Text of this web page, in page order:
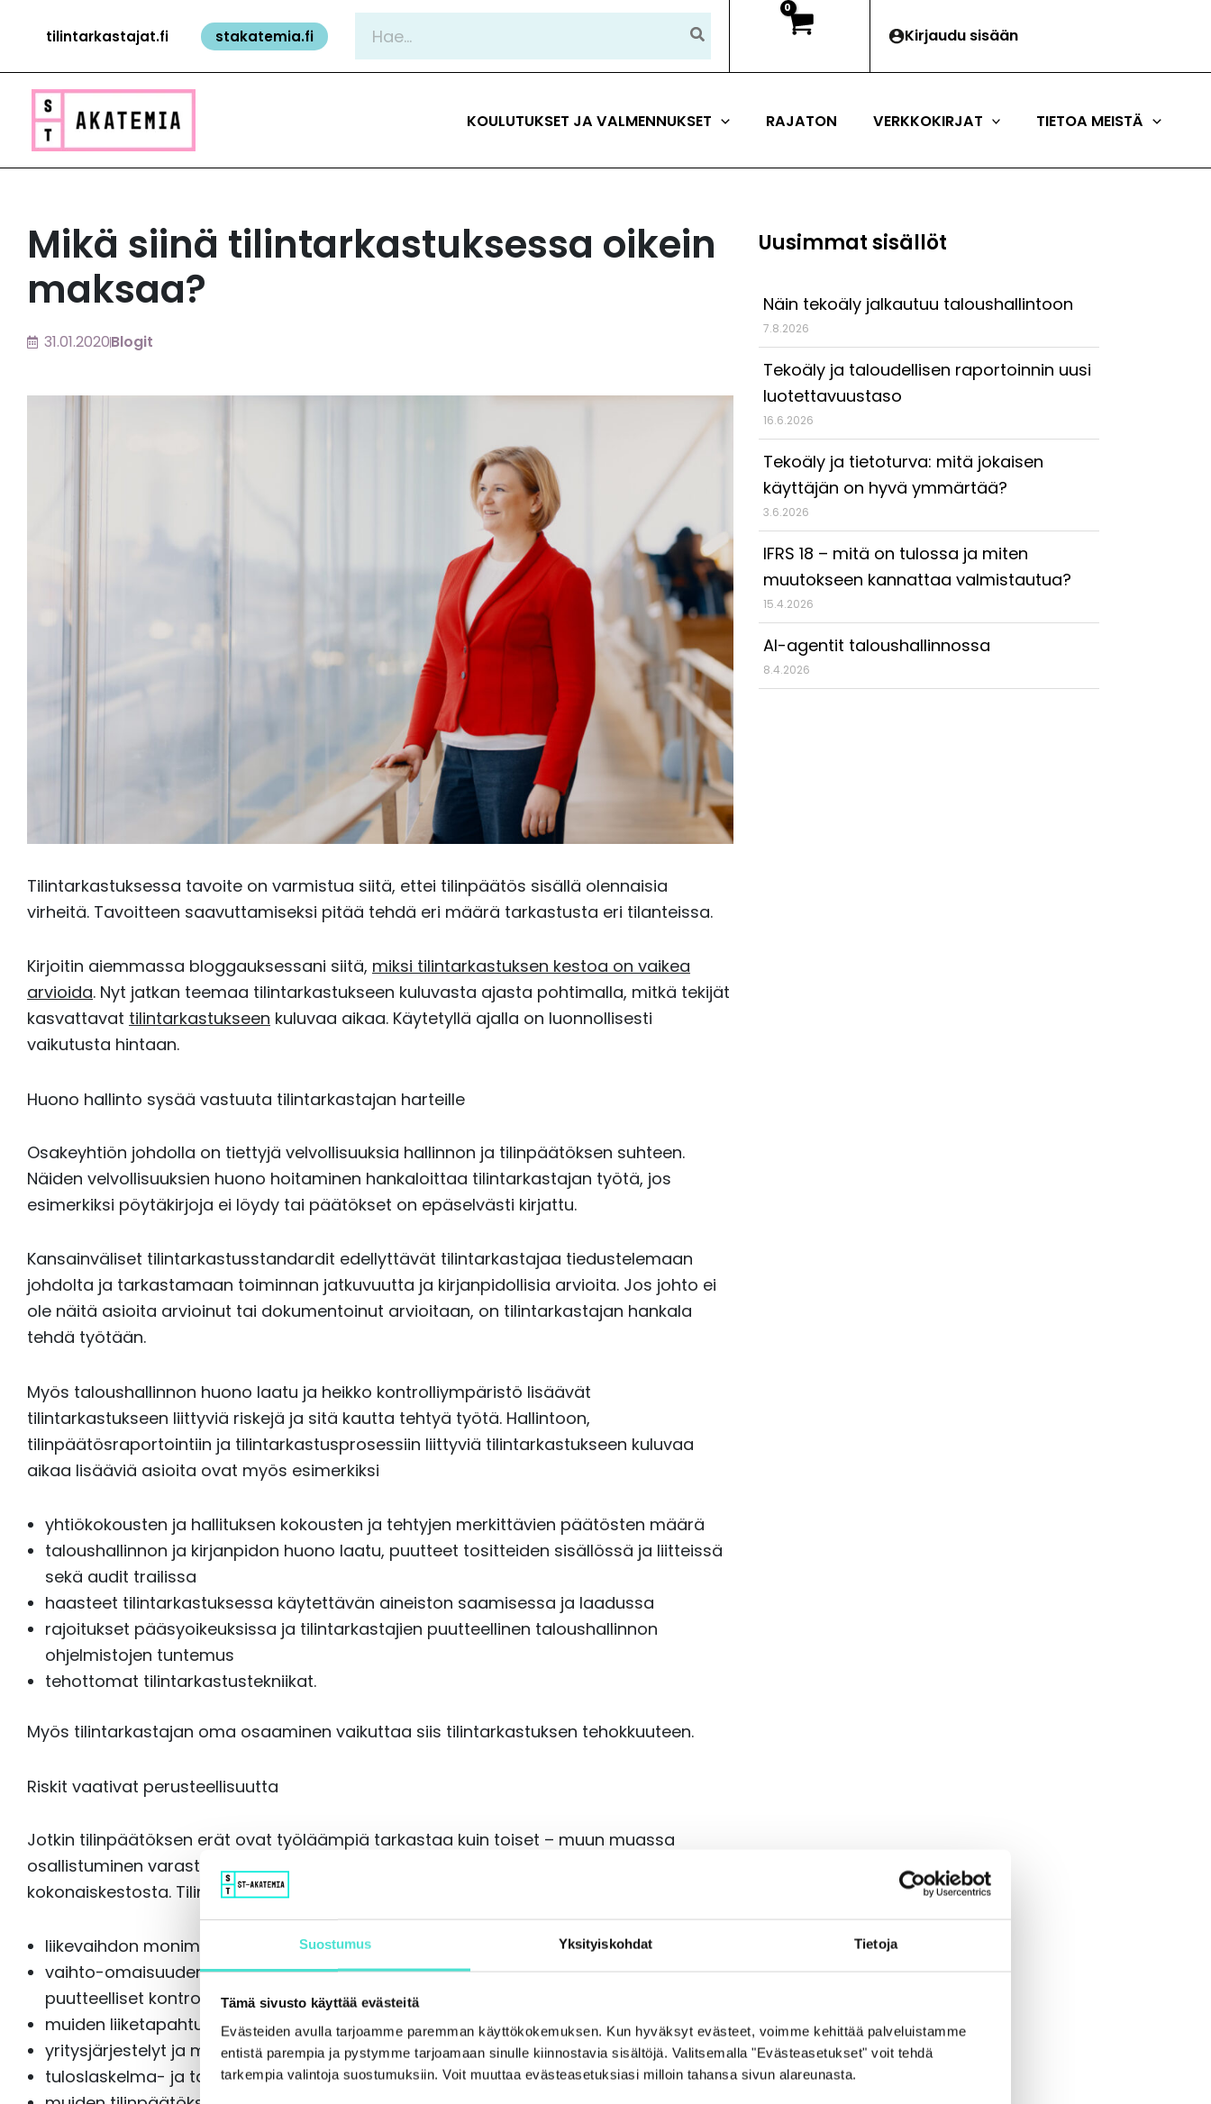
Suostumus Yksityiskohdat Tietoja
Tämä sivusto käyttää evästeitä
Evästeiden avulla tarjoamme paremman käyttökokemuksen. Kun hyväksyt evästeet, voimme kehittää palveluistamme
entistä parempia ja pystymme tarjoamaan sinulle kiinnostavia sisältöjä. Valitsemalla "Evästeasetukset" voit tehdä
tarkempia valintoja suostumuksiin. Voit muuttaa evästeasetuksiasi milloin tahansa sivun alareunasta.
sisältööntilintarkastajat.fi stakatemia.fi Kirjaudu sisään
KOULUTUKSET JA VALMENNUKSET RAJATON VERKKOKIRJAT TIETOA MEISTÄ
Mikä siinä tilintarkastuksessa oikein
maksaa?
31.01.2020Blogit
Tilintarkastuksessa tavoite on varmistua siitä, ettei tilinpäätös sisällä olennaisia
virheitä. Tavoitteen saavuttamiseksi pitää tehdä eri määrä tarkastusta eri tilanteissa.
Kirjoitin aiemmassa bloggauksessani siitä, miksi tilintarkastuksen kestoa on vaikea
arvioida. Nyt jatkan teemaa tilintarkastukseen kuluvasta ajasta pohtimalla, mitkä tekijät
kasvattavat tilintarkastukseen kuluvaa aikaa. Käytetyllä ajalla on luonnollisesti
vaikutusta hintaan.
Huono hallinto sysää vastuuta tilintarkastajan harteille
Osakeyhtiön johdolla on tiettyjä velvollisuuksia hallinnon ja tilinpäätöksen suhteen.
Näiden velvollisuuksien huono hoitaminen hankaloittaa tilintarkastajan työtä, jos
esimerkiksi pöytäkirjoja ei löydy tai päätökset on epäselvästi kirjattu.
Kansainväliset tilintarkastusstandardit edellyttävät tilintarkastajaa tiedustelemaan
johdolta ja tarkastamaan toiminnan jatkuvuutta ja kirjanpidollisia arvioita. Jos johto ei
ole näitä asioita arvioinut tai dokumentoinut arvioitaan, on tilintarkastajan hankala
tehdä työtään.
Myös taloushallinnon huono laatu ja heikko kontrolliympäristö lisäävät
tilintarkastukseen liittyviä riskejä ja sitä kautta tehtyä työtä. Hallintoon,
tilinpäätösraportointiin ja tilintarkastusprosessiin liittyviä tilintarkastukseen kuluvaa
aikaa lisääviä asioita ovat myös esimerkiksi
yhtiökokousten ja hallituksen kokousten ja tehtyjen merkittävien päätösten määrä
taloushallinnon ja kirjanpidon huono laatu, puutteet tositteiden sisällössä ja liitteissä
sekä audit trailissa
haasteet tilintarkastuksessa käytettävän aineiston saamisessa ja laadussa
rajoitukset pääsyoikeuksissa ja tilintarkastajien puutteellinen taloushallinnon
ohjelmistojen tuntemus
tehottomat tilintarkastustekniikat.
Myös tilintarkastajan oma osaaminen vaikuttaa siis tilintarkastuksen tehokkuuteen.
Riskit vaativat perusteellisuutta
Jotkin tilinpäätöksen erät ovat työläämpiä tarkastaa kuin toiset – muun muassa
osallistuminen varaston inventaariin voi haukata ison palan tarkastuksen
kokonaiskestosta. Tilintarkastukseen kuluvaa aikaa kasvattavat esimerkiksi
liikevaihdon monimutkaisuus ja suuri volyymi sekä puutteelliset kontrollit
vaihto-omaisuuden monimutkaisuus, suuri määrä, hajaantunut sijainti sekä
puutteelliset kontrollit
muiden liiketapahtumien monimutkaisuus ja suuri volyymi
yritysjärjestelyt ja muut poikkeukselliset tapahtumat tilikaudella
tuloslaskelma- ja tase-erien suuri määrä tilinpäätöksessä
Uusimmat sisällöt
Näin tekoäly jalkautuu taloushallintoon
7.8.2026
Tekoäly ja taloudellisen raportoinnin uusi
luotettavuustaso
16.6.2026
Tekoäly ja tietoturva: mitä jokaisen
käyttäjän on hyvä ymmärtää?
3.6.2026
IFRS 18 – mitä on tulossa ja miten
muutokseen kannattaa valmistautua?
15.4.2026
AI-agentit taloushallinnossa
8.4.2026